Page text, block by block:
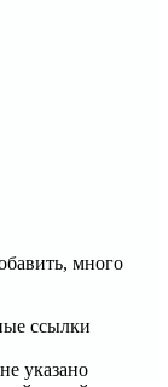
много
ссылки
указано